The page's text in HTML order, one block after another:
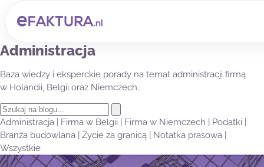
Administracja
Baza wiedzy i eksperckie porady na temat administracji firmą
w Holandii, Belgii oraz Niemczech.
Administracja Firma w Belgii Firma w Niemczech Podatki
Branża budowlana
Życie za granicą Notatka prasowa
Wszystkie